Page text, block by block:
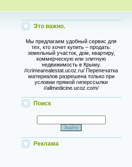
Это важно.
Мы предлагаем удобный сервис для
тех, кто хочет купить – продать:
земельный участок, дом, квартиру,
коммерческую или элитную
недвижимость в Крыму.
//crimearealestat.ucoz.ru/ Перепечатка
материалов разрешена только при
условии прямой гиперссылки
//allmedicine.ucoz.com/
Поиск
Реклама